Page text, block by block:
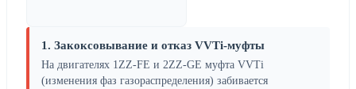
1. Закоксовывание и отказ VVTi-муфты
На двигателях 1ZZ-FE и 2ZZ-GE муфта VVTi
(изменения фаз газораспределения) забивается